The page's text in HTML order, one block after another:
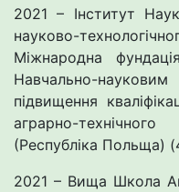
2021 – Інститут
науково-
Міжнародна
Навчально-
підвищення
аграрно-
(Республіка Польща)
2021 – Вища Школа